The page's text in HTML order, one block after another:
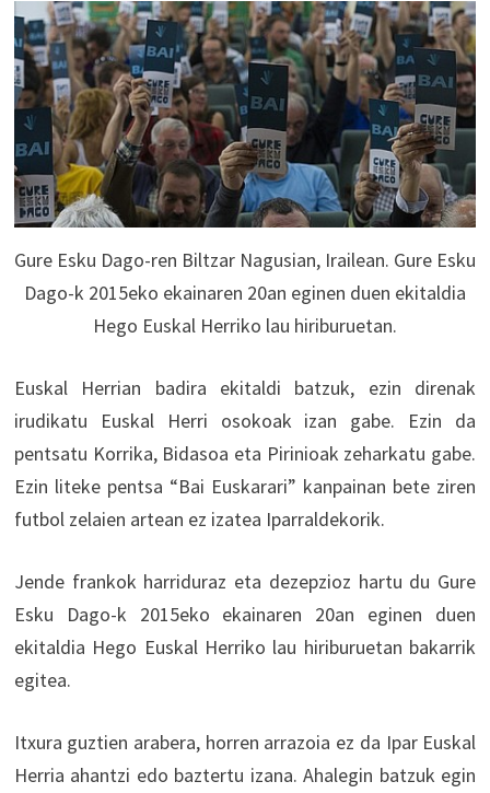
Gure Esku Dago-ren Biltzar Nagusian, Irailean. Gure Esku
Dago-k 2015eko ekainaren 20an eginen duen ekitaldia
Hego Euskal Herriko lau hiriburuetan.
Euskal Herrian badira ekitaldi batzuk, ezin direnak
irudikatu Euskal Herri osokoak izan gabe. Ezin da
pentsatu Korrika, Bidasoa eta Pirinioak zeharkatu gabe.
Ezin liteke pentsa “Bai Euskarari” kanpainan bete ziren
futbol zelaien artean ez izatea Iparraldekorik.
Jende frankok harriduraz eta dezepzioz hartu du Gure
Esku Dago-k 2015eko ekainaren 20an eginen duen
ekitaldia Hego Euskal Herriko lau hiriburuetan bakarrik
egitea.
Itxura guztien arabera, horren arrazoia ez da Ipar Euskal
Herria ahantzi edo baztertu izana. Ahalegin batzuk egin